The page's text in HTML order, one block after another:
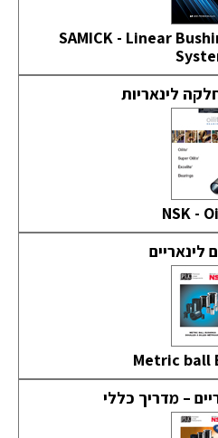
SAMICK - Linear
לינאריות
NSK -
לינאריים
Metric ball
– מדריך כללי